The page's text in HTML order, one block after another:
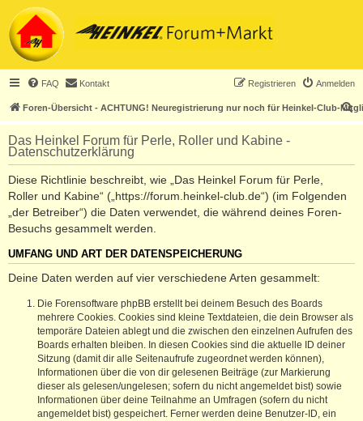
FAQ Kontakt Anmelden
Registrieren
Foren-Übersicht - ACHTUNG! Neuregistrierung nur noch für Heinkel-Club-
S
u
h
Das Heinkel Forum für Perle, Roller und Kabine -
Datenschutzerklärung
Diese Richtlinie beschreibt, wie „Das Heinkel Forum für Perle,
Roller und Kabine“ („https://forum.heinkel-club.de“) (im Folgenden
„der Betreiber“) die Daten verwendet, die während deines Foren-
Besuchs gesammelt werden.
UMFANG UND ART DER DATENSPEICHERUNG
Deine Daten werden auf vier verschiedene Arten gesammelt:
Die Forensoftware phpBB erstellt bei deinem Besuch des Boards
mehrere Cookies. Cookies sind kleine Textdateien, die dein Browser als
temporäre Dateien ablegt und die zwischen den einzelnen Aufrufen des
Boards erhalten bleiben. In diesen Cookies sind die aktuelle ID deiner
Sitzung (damit dir alle Seitenaufrufe zugeordnet werden können),
Informationen über die von dir gelesenen Beiträge (zur Markierung
dieser als gelesen/ungelesen; sofern du nicht angemeldet bist) sowie
Informationen über deine Teilnahme an Umfragen (sofern du nicht
angemeldet bist) gespeichert. Ferner werden deine Benutzer-ID, ein